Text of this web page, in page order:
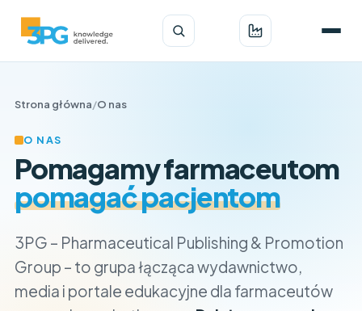
Strona główna/O nas
O NAS
Pomagamy farmaceutom
pomagać pacjentom
3PG – Pharmaceutical Publishing & Promotion
Group – to grupa łącząca wydawnictwo,
media i portale edukacyjne dla farmaceutów